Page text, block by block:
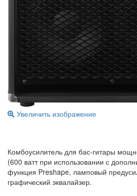
Увеличить изображение
Комбоусилитель для бас-гитары
(600 ватт при использовании с
функция Preshape, ламповый
графический эквалайзер.